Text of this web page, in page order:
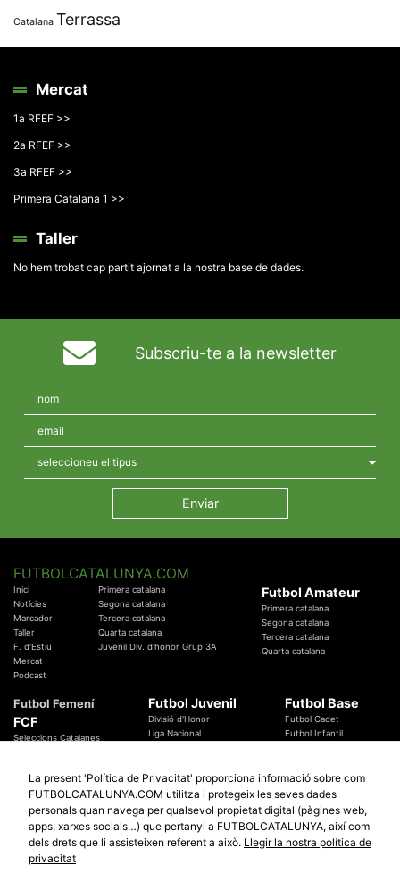
Catalana Terrassa
Mercat
1a RFEF >>
2a RFEF >>
3a RFEF >>
Primera Catalana 1 >>
Taller
No hem trobat cap partit ajornat a la nostra base de dades.
Subscriu-te a la newsletter
FUTBOLCATALUNYA.COM
Inici
Notícies
Marcador
Taller
F. d'Estiu
Mercat
Podcast
Primera catalana
Segona catalana
Tercera catalana
Quarta catalana
Juvenil Div. d'honor Grup 3A
Futbol Amateur
Primera catalana
Segona catalana
Tercera catalana
Quarta catalana
Futbol Femení
FCF
Seleccions Catalanes
Temes Federatius
Futbol Juvenil
Divisió d'Honor
Liga Nacional
Futbol Base
Futbol Cadet
Futbol Infantil
Futbol Catalunya
Promocions
Sortejos
Participació
Especials
Copa Catalunya Absoluta 2019
Copa del Rei 2019 - 2020
La present 'Política de Privacitat' proporciona informació sobre com
FUTBOLCATALUNYA.COM utilitza i protegeix les seves dades
personals quan navega per qualsevol propietat digital (pàgines web,
apps, xarxes socials…) que pertanyi a FUTBOLCATALUNYA, així com
dels drets que li assisteixen referent a això. Llegir la nostra política de
privacitat